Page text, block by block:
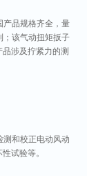
产品规格齐全，量
；该气动扭矩扳子
涉及拧紧力的测
测和校正电动风动
试验等。